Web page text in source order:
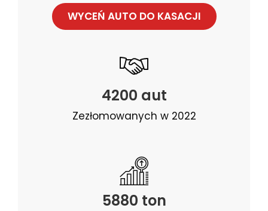
WYCEŃ AUTO DO KASACJI
4200 aut
Zezłomowanych w 2022
5880 ton